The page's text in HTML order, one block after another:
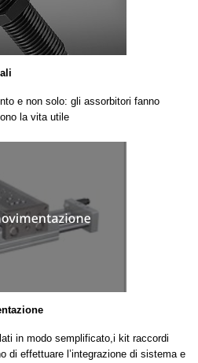
e non solo: gli assorbitori fanno
la vita utile
in modo semplificato,i kit raccordi
di effettuare l’integrazione di sistema e